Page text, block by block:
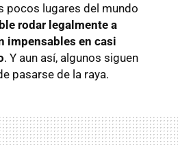
pocos lugares del mundo
rodar legalmente a
impensables en casi
. Y aun así, algunos siguen
pasarse de la raya.